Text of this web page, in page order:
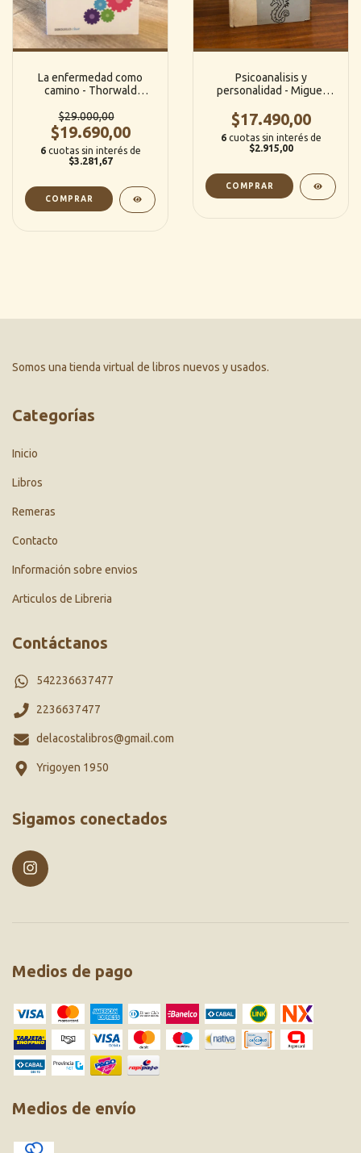
La enfermedad como
camino - Thorwald
Dahlke (DeBolsillo)
$29.000,00
$19.690,00
6 cuotas sin interés de
$3.281,67
Psicoanalisis y
personalidad - Miguel
$17.490,00
6 cuotas sin interés de
$2.915,00
Somos una tienda virtual de libros nuevos y usados.
Categorías
Inicio
Libros
Remeras
Contacto
Información sobre envios
Articulos de Libreria
Contáctanos
542236637477
2236637477
delacostalibros@gmail.com
Yrigoyen 1950
Sigamos conectados
Medios de pago
Medios de envío